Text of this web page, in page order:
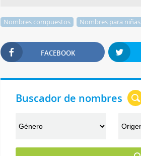
Nombres compuestos Nombres para niñas
FACEBOOK
Buscador de nombres